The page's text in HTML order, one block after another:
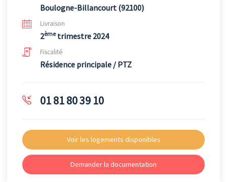
Boulogne-Billancourt (92100)
Livraison
2èmetrimestre 2024
Fiscalité
Résidence principale / PTZ
01 81 80 39 10
Voir les logements disponibles
Demander la documentation